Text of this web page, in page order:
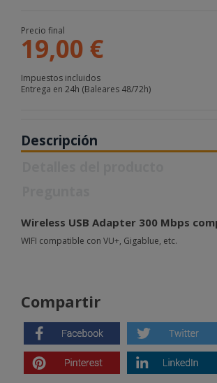
Precio final
19,00 €
Impuestos incluidos
Entrega en 24h (Baleares 48/72h)
Descripción
Wireless USB Adapter 300 Mbps
WIFI compatible con VU+, Gigablue, etc.
Compartir